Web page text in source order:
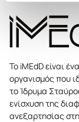
Το iMEdD είναι
οργανισμός που
το Ίδρυμα
ενίσχυση της
ανεξαρτησίας